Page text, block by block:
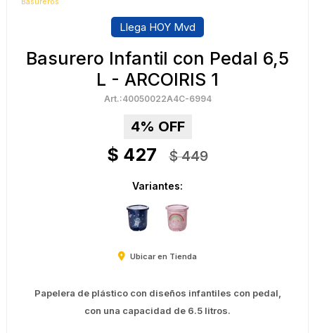
Basureros
Llega HOY Mvd
Basurero Infantil con Pedal 6,5
L - ARCOIRIS 1
40050022A4C-6994
4
$ 427 $ 449
Variantes:
Ubicar en Tienda
Papelera de plástico con diseños infantiles con pedal,
con una capacidad de 6.5 litros.